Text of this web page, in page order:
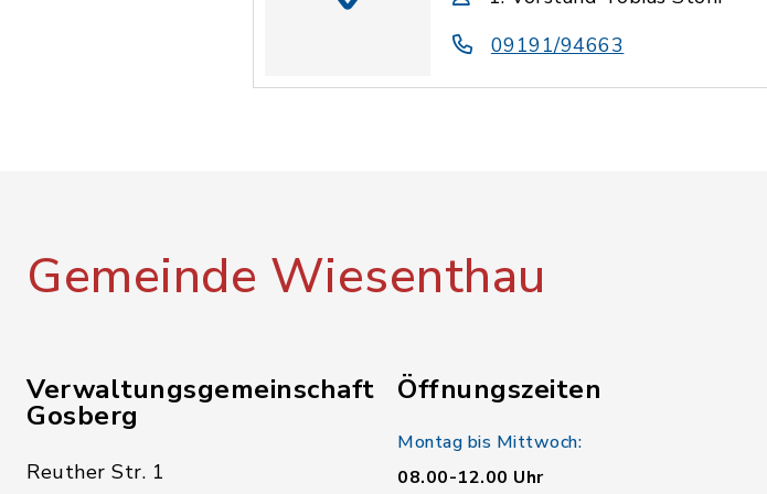
09191/94663
Gemeinde Wiesenthau
Verwaltungsgemeinschaft
Gosberg
Reuther Str. 1
Öffnungszeiten
Montag bis Mittwoch:
08.00-12.00 Uhr